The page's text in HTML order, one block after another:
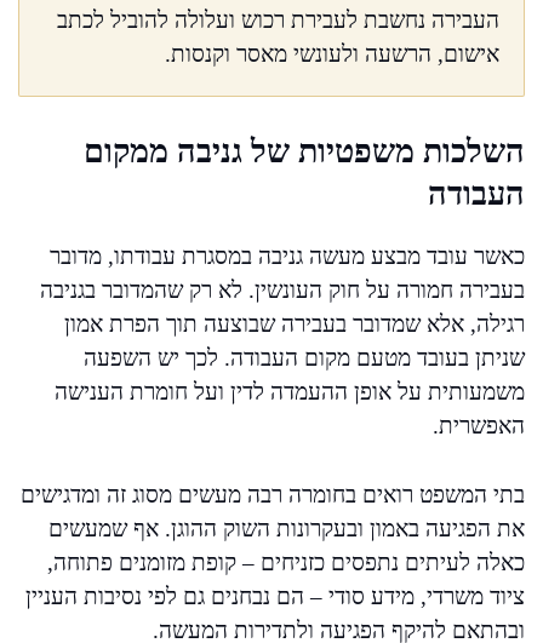
העבירה נחשבת לעבירת רכוש ועלולה להוביל לכתב
אישום, הרשעה ולעונשי מאסר וקנסות.
השלכות משפטיות של גניבה ממקום
העבודה
כאשר עובד מבצע מעשה גניבה במסגרת עבודתו, מדובר
בעבירה חמורה על חוק העונשין. לא רק שהמדובר בגניבה
רגילה, אלא שמדובר בעבירה שבוצעה תוך הפרת אמון
שניתן בעובד מטעם מקום העבודה. לכך יש השפעה
משמעותית על אופן ההעמדה לדין ועל חומרת הענישה
האפשרית.
בתי המשפט רואים בחומרה רבה מעשים מסוג זה ומדגישים
את הפגיעה באמון ובעקרונות השוק ההוגן. אף שמעשים
כאלה לעיתים נתפסים כזניחים – קופת מזומנים פתוחה,
ציוד משרדי, מידע סודי – הם נבחנים גם לפי נסיבות העניין
ובהתאם להיקף הפגיעה ולתדירות המעשה.